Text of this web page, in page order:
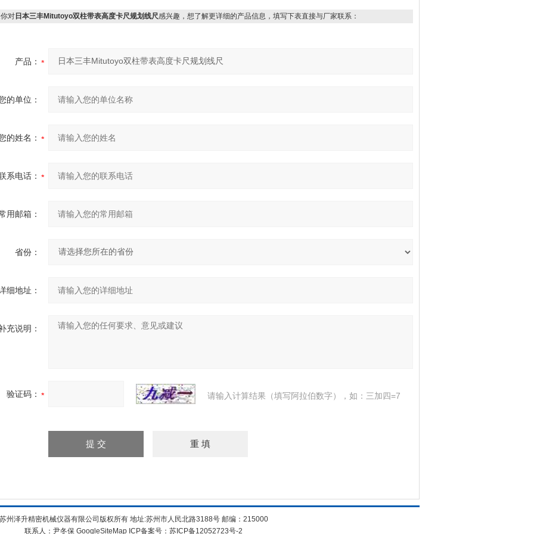
对 日本三丰Mitutoyo双柱带表高度卡尺规划线尺感兴趣，想了解更详细的产品信息，填写下表直接与厂家联系：
产品：
的单位：
的姓名：
系电话：
用邮箱：
省份：
细地址：
充说明：
验证码： 请输入计算结果（填写阿拉伯数字），如：三加四=7
州泽升精密机械仪器有限公司版权所有 地址:苏州市人民北路3188号 邮编：215000
联系人：尹冬保 GoogleSiteMap ICP备案号： 苏ICP备12052723号-2